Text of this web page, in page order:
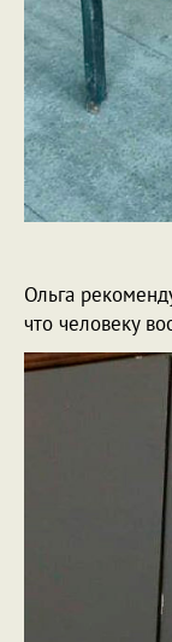
Ольга
что человеку